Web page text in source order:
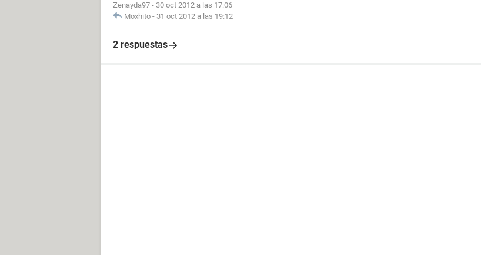
Zenayda97 - 30 oct 2012 a las 17:06
Moxhito - 31 oct 2012 a las 19:12
2 respuestas